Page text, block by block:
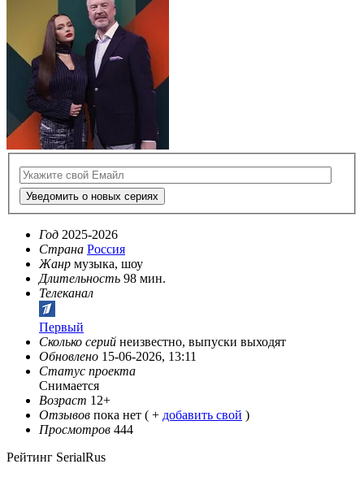
Уведомить о новых сериях
Год 2025-2026
Страна Россия
Жанр музыка, шоу
Длительность 98 мин.
Телеканал
Первый
Сколько серий неизвестно, выпуски выходят
Обновлено 15-06-2026, 13:11
Статус проекта
Снимается
Возраст 12+
Отзывов пока нет ( + добавить свой )
Просмотров 444
Рейтинг SerialRus